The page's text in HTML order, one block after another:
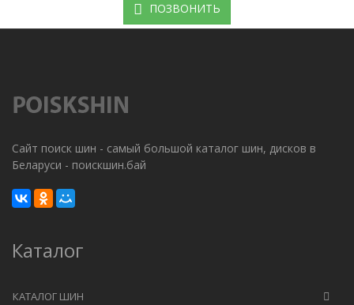
ПОЗВОНИТЬ
Сайт поиск шин - самый большой каталог шин, дисков в
Беларуси - поискшин.бай
Каталог
КАТАЛОГ ШИН